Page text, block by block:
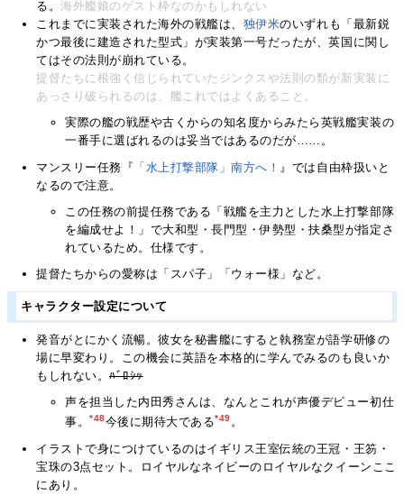
る。海外艦娘のゲスト枠なのかもしれない
これまでに実装された海外の戦艦は、 独伊米のいずれも「最新鋭
かつ最後に建造された型式」が実装第一号だったが、英国に関し
てはその法則が崩れている。
提督たちに根強く信じられていたジンクスや法則の類が新実装に
あっさり破られるのは、艦これではよくあること。
実際の艦の戦歴や古くからの知名度からみたら英戦艦実装の
一番手に選ばれるのは妥当ではあるのだが……。
マンスリー任務『 「水上打撃部隊」南方へ！ 』では自由枠扱いと
なるので注意。
この任務の前提任務である「戦艦を主力とした水上打撃部隊
を編成せよ！」で大和型・長門型・伊勢型・扶桑型が指定さ
れているため。仕様です。
提督たちからの愛称は「スパ子」「ウォー様」など。
キャラクター設定について
発音がとにかく流暢。彼女を秘書艦にすると執務室が語学研修の
場に早変わり。この機会に英語を本格的に学んでみるのも良いか
もしれない。ﾊﾞﾛｼｯ
声を担当した内田秀さんは、なんとこれが声優デビュー初仕
事。*48今後に期待大である*49。
イラストで身につけているのはイギリス王室伝統の王冠・王笏・
宝珠の3点セット。ロイヤルなネイビーのロイヤルなクイーンここ
にあり。